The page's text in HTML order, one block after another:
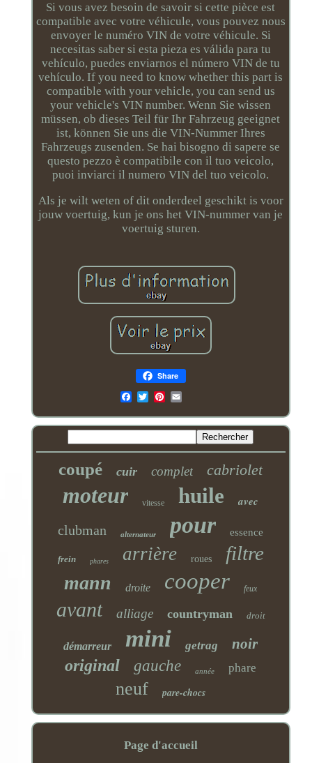
Si vous avez besoin de savoir si cette pièce est
compatible avec votre véhicule, vous pouvez nous
envoyer le numéro VIN de votre véhicule. Si
necesitas saber si esta pieza es válida para tu
vehículo, puedes enviarnos el número VIN de tu
vehículo. If you need to know whether this part is
compatible with your vehicle, you can send us
your vehicle's VIN number. Wenn Sie wissen
müssen, ob dieses Teil für Ihr Fahrzeug geeignet
ist, können Sie uns die VIN-Nummer Ihres
Fahrzeugs zusenden. Se hai bisogno di sapere se
questo pezzo è compatibile con il tuo veicolo,
puoi inviarci il numero VIN del tuo veicolo.
Als je wilt weten of dit onderdeel geschikt is voor
jouw voertuig, kun je ons het VIN-nummer van je
voertuig sturen.
Share
Email
coupé cuir complet cabriolet
moteur vitesse huile avec
clubman alternateur pour essence
frein phares arrière roues filtre
mann droite cooper feux
avant alliage countryman droit
démarreur mini getrag noir
original gauche année phare
neuf pare-chocs
Page d'accueil